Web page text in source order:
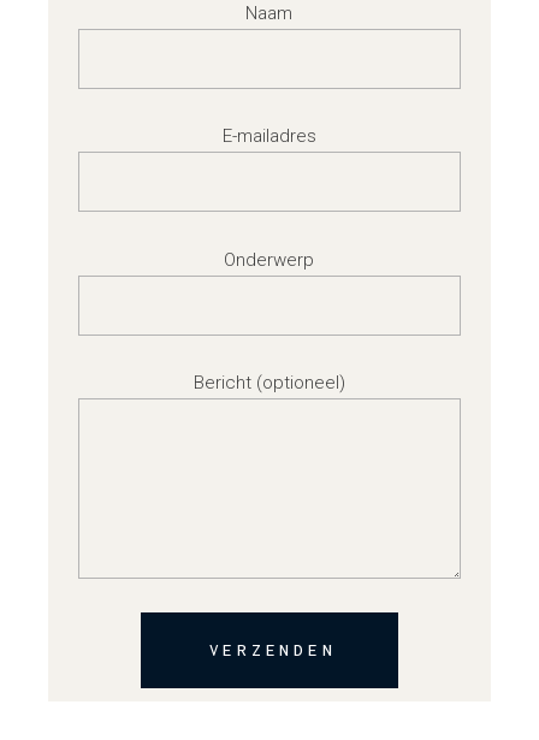
Naam
E-mailadres
Onderwerp
Bericht (optioneel)
VERZENDEN